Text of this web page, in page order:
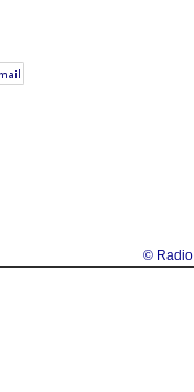
© Radio